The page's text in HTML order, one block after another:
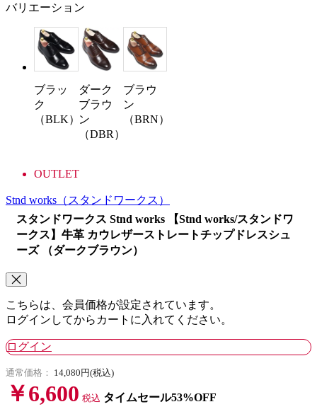
バリエーション
ブラッ
ク
（BLK）
ダーク
ブラウ
ン
（DBR）
ブラウ
ン
（BRN）
OUTLET
Stnd works （スタンドワークス）
スタンドワークス Stnd works 【Stnd works/スタンドワ
ークス】牛革 カウレザーストレートチップドレスシュ
ーズ （ダークブラウン）
こちらは、会員価格が設定されています。
ログインしてからカートに入れてください。
ログイン
通常価格： 14,080円(税込)
￥6,600 税込 タイムセール53%OFF